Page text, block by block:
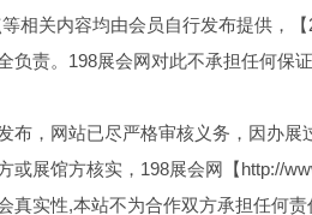
相关内容均由会员自行发布提供，
负责。198展会网对此不承担任何保证
布，网站已尽严格审核义务，因办
或展馆方核实，198展会网【http://
真实性,本站不为合作双方承担任何责